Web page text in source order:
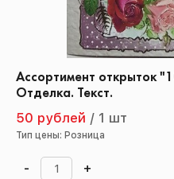
Ассортимент открыток
Отделка. Текст.
50 рублей / 1 шт
Тип цены: Розница
- +